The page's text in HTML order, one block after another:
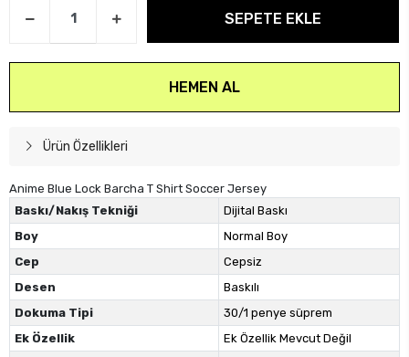
SEPETE EKLE
HEMEN AL
Ürün Özellikleri
Anime Blue Lock Barcha T Shirt Soccer Jersey
Baskı/Nakış Tekniği
Dijital Baskı
Boy
Normal Boy
Cep
Cepsiz
Desen
Baskılı
Dokuma Tipi
30/1 penye süprem
Ek Özellik
Ek Özellik Mevcut Değil